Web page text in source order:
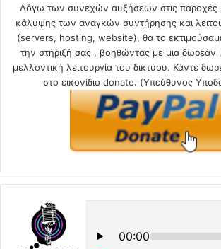
Λόγω των συνεχών αυξήσεων στις παροχές
κάλυψης των αναγκών συντήρησης και
(servers, hosting, website), θα το
την στήριξή σας , βοηθώντας με μια δωρεάν
μελλοντική λειτουργία του δικτύου. Κάντε
στο εικονίδιο donate. (Υπεύθυνος